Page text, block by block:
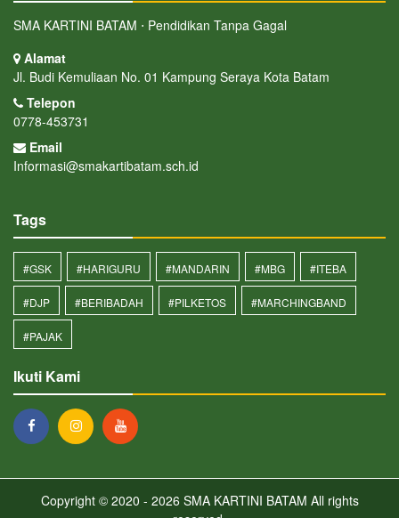
SMA KARTINI BATAM ⋅ Pendidikan Tanpa Gagal
Alamat
Jl. Budi Kemuliaan No. 01 Kampung Seraya Kota Batam
Telepon
0778-453731
Email
Informasi@smakartibatam.sch.id
Tags
#GSK #HARIGURU #MANDARIN #MBG #ITEBA
#DJP #BERIBADAH #PILKETOS #MARCHINGBAND
#PAJAK
Ikuti Kami
Copyright © 2020 - 2026 SMA KARTINI BATAM All rights